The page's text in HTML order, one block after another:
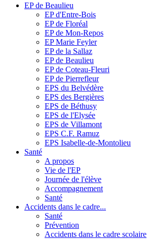
EP de Beaulieu
EP d'Entre-Bois
EP de Floréal
EP de Mon-Repos
EP Marie Feyler
EP de la Sallaz
EP de Beaulieu
EP de Coteau-Fleuri
EP de Pierrefleur
EPS du Belvédère
EPS des Bergières
EPS de Béthusy
EPS de l'Elysée
EPS de Villamont
EPS C.F. Ramuz
EPS Isabelle-de-Montolieu
Santé
A propos
Vie de l'EP
Journée de l'élève
Accompagnement
Santé
Accidents dans le cadre...
Santé
Prévention
Accidents dans le cadre scolaire